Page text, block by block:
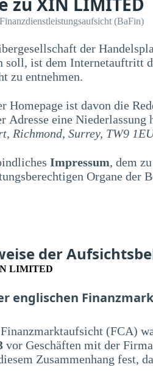
(BaFin)
der
Firma XIN
zu entnehmen.
Homepage ist davon die
Adresse eine Niederlassung
Richmond, Surrey, TW9
Impressum, dem
Organe der
der
LIMITED
englischen
(FCA)
vor Geschäften mit der Firma
Zusammenhang fest,